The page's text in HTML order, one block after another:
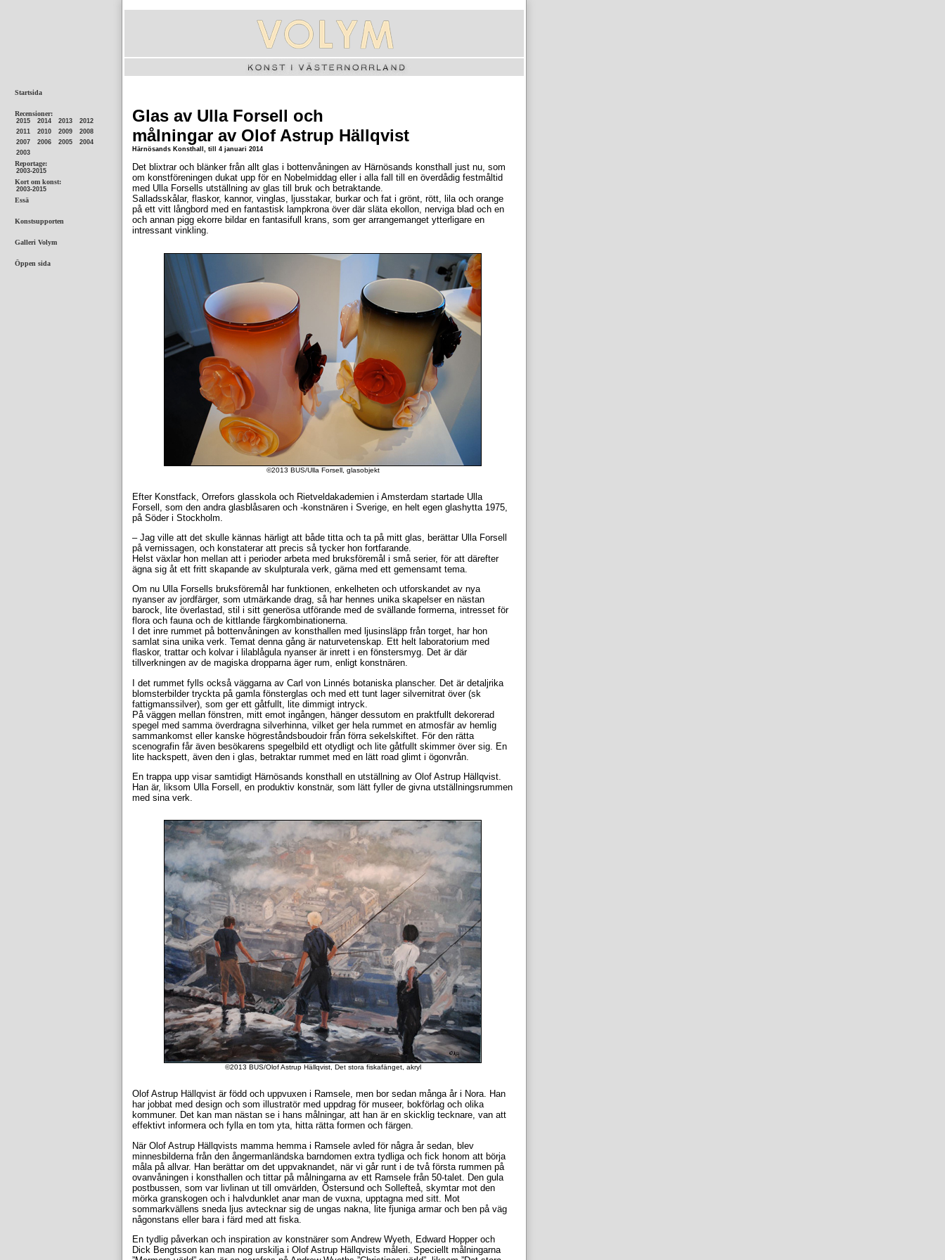
Glas av Ulla Forsell och
målningar av Olof Astrup Hällqvist
Härnösands Konsthall, till 4 januari 2014
Det blixtrar och blänker från allt glas i bottenvåningen av Härnösands konsthall just nu, som
om konstföreningen dukat upp för en Nobelmiddag eller i alla fall till en överdådig festmåltid
med Ulla Forsells utställning av glas till bruk och betraktande.
Salladsskålar, flaskor, kannor, vinglas, ljusstakar, burkar och fat i grönt, rött, lila och orange
på ett vitt långbord med en fantastisk lampkrona över där släta ekollon, nerviga blad och en
och annan pigg ekorre bildar en fantasifull krans, som ger arrangemanget ytterligare en
intressant vinkling.
©2013 BUS/Ulla Forsell, glasobjekt
Efter Konstfack, Orrefors glasskola och Rietveldakademien i Amsterdam startade Ulla
Forsell, som den andra glasblåsaren och -konstnären i Sverige, en helt egen glashytta 1975,
på Söder i Stockholm.
– Jag ville att det skulle kännas härligt att både titta och ta på mitt glas, berättar Ulla Forsell
på vernissagen, och konstaterar att precis så tycker hon fortfarande.
Helst växlar hon mellan att i perioder arbeta med bruksföremål i små serier, för att därefter
ägna sig åt ett fritt skapande av skulpturala verk, gärna med ett gemensamt tema.
Om nu Ulla Forsells bruksföremål har funktionen, enkelheten och utforskandet av nya
nyanser av jordfärger, som utmärkande drag, så har hennes unika skapelser en nästan
barock, lite överlastad, stil i sitt generösa utförande med de svällande formerna, intresset för
flora och fauna och de kittlande färgkombinationerna.
I det inre rummet på bottenvåningen av konsthallen med ljusinsläpp från torget, har hon
samlat sina unika verk. Temat denna gång är naturvetenskap. Ett helt laboratorium med
flaskor, trattar och kolvar i lilablågula nyanser är inrett i en fönstersmyg. Det är där
tillverkningen av de magiska dropparna äger rum, enligt konstnären.
I det rummet fylls också väggarna av Carl von Linnés botaniska planscher. Det är detaljrika
blomsterbilder tryckta på gamla fönsterglas och med ett tunt lager silvernitrat över (sk
fattigmanssilver), som ger ett gåtfullt, lite dimmigt intryck.
På väggen mellan fönstren, mitt emot ingången, hänger dessutom en praktfullt dekorerad
spegel med samma överdragna silverhinna, vilket ger hela rummet en atmosfär av hemlig
sammankomst eller kanske högreståndsboudoir från förra sekelskiftet. För den rätta
scenografin får även besökarens spegelbild ett otydligt och lite gåtfullt skimmer över sig. En
lite hackspett, även den i glas, betraktar rummet med en lätt road glimt i ögonvrån.
En trappa upp visar samtidigt Härnösands konsthall en utställning av Olof Astrup Hällqvist.
Han är, liksom Ulla Forsell, en produktiv konstnär, som lätt fyller de givna utställningsrummen
med sina verk.
©2013 BUS/Olof Astrup Hällqvist, Det stora fiskafänget, akryl
Olof Astrup Hällqvist är född och uppvuxen i Ramsele, men bor sedan många år i Nora. Han
har jobbat med design och som illustratör med uppdrag för museer, bokförlag och olika
kommuner. Det kan man nästan se i hans målningar, att han är en skicklig tecknare, van att
effektivt informera och fylla en tom yta, hitta rätta formen och färgen.
När Olof Astrup Hällqvists mamma hemma i Ramsele avled för några år sedan, blev
minnesbilderna från den ångermanländska barndomen extra tydliga och fick honom att börja
måla på allvar. Han berättar om det uppvaknandet, när vi går runt i de två första rummen på
ovanvåningen i konsthallen och tittar på målningarna av ett Ramsele från 50-talet. Den gula
postbussen, som var livlinan ut till omvärlden, Östersund och Sollefteå, skymtar mot den
mörka granskogen och i halvdunklet anar man de vuxna, upptagna med sitt. Mot
sommarkvällens sneda ljus avtecknar sig de ungas nakna, lite fjuniga armar och ben på väg
någonstans eller bara i färd med att fiska.
En tydlig påverkan och inspiration av konstnärer som Andrew Wyeth, Edward Hopper och
Dick Bengtsson kan man nog urskilja i Olof Astrup Hällqvists måleri. Speciellt målningarna